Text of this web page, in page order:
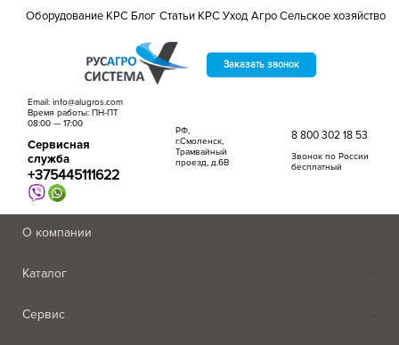
Оборудование КРС Блог Статьи КРС Уход Агро Сельское хозяйство
Email: info@alugros.com
Время работы: ПН-ПТ
08:00 — 17:00
Сервисная
служба
+375445111622
РФ,
г.Смоленск,
Трамвайный
проезд, д.6В
8 800 302 18 53
Звонок по России
бесплатный
Заказать звонок
О компании
Каталог
Сервис